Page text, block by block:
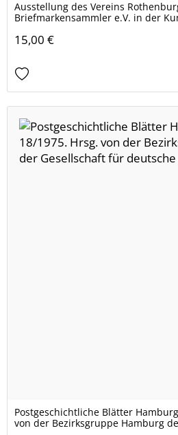
Ausstellung des Vereins
Briefmarkensammler e.V. in der
15,00 €
Postgeschichtliche Blätter
von der Bezirksgruppe Hamburg